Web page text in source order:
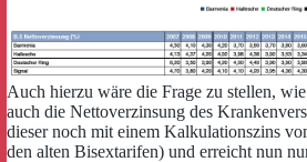
Auch hierzu wäre die Frage zu stellen,
auch die Nettoverzinsung des
dieser noch mit einem Kalkulationszins
den alten Bisextarifen) und erreicht nun